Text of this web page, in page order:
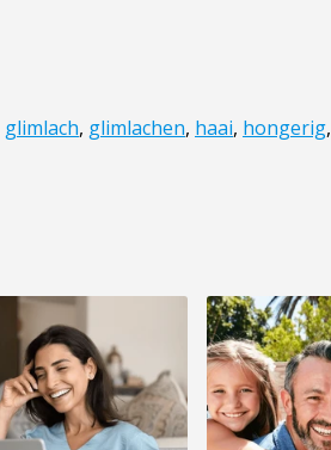
glimlach, glimlachen, haai, hongerig,